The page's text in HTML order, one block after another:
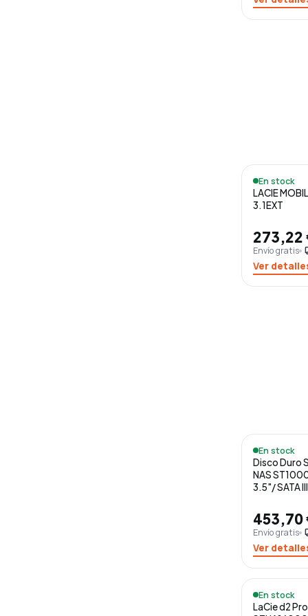
En stock
LACIE
3.1EXT
273,22
Envío gratis
Ver
En stock
Disco Duro
NAS
3.5"/ SATA
453,70
Envío gratis
Ver
En stock
LaCie d2